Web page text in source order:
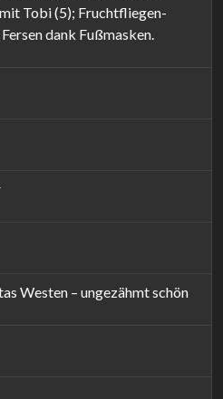
Tobi (5); Fruchtfliegen-
dank Fußmasken.
Westen – ungezähmt schön